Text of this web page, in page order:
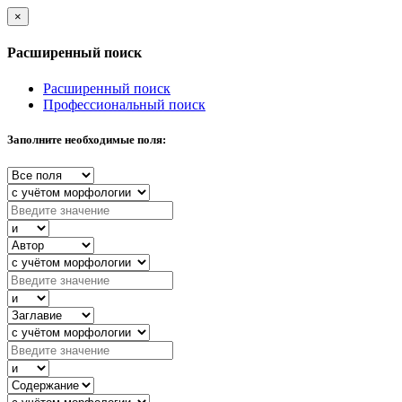
×
Расширенный поиск
Расширенный поиск
Профессиональный поиск
Заполните необходимые поля: